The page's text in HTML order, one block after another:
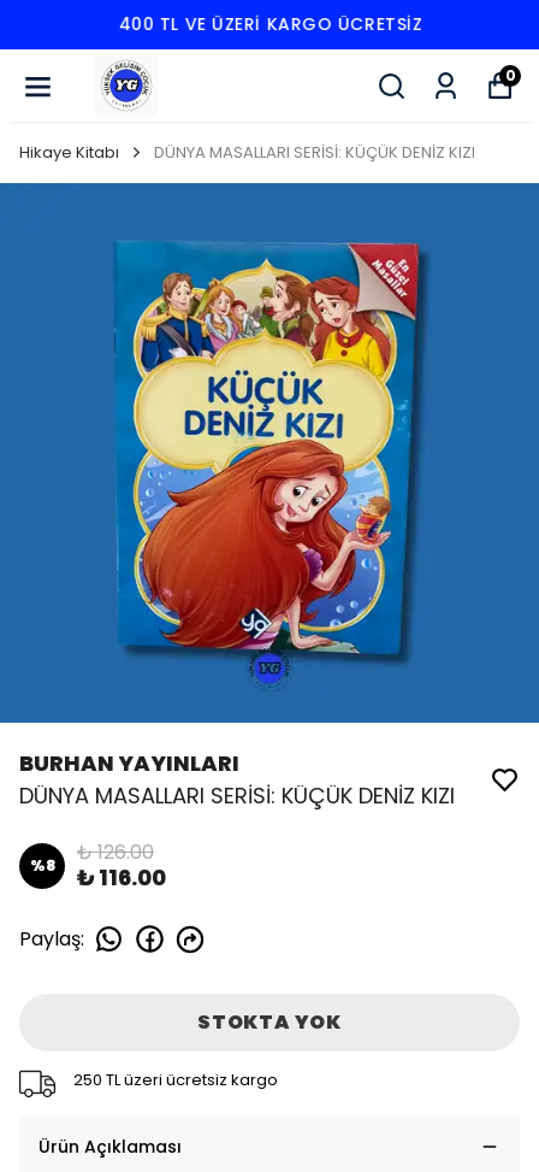
400 TL VE ÜZERI KARGO ÜCRETSIZ
0
Hikaye Kitabı DÜNYA MASALLARI SERİSİ: KÜÇÜK DENİZ KIZI
BURHAN YAYINLARI
DÜNYA MASALLARI SERİSİ: KÜÇÜK DENİZ KIZI
%8 ₺ 126.00
₺ 116.00
Paylaş:
STOKTA YOK
250 TL üzeri ücretsiz kargo
Ürün Açıklaması